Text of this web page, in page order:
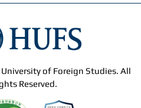
of Foreign Studies. All
Reserved.